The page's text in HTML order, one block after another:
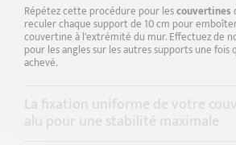
Répétez cette procédure pour lescouvertines
reculer chaque support de 10 cm pour
couvertine à l'extrémité du mur. Effectuez de
pour les angles sur les autres supports une fois
achevé.
La fixation uniforme de votre
alu pour une stabilité maximale